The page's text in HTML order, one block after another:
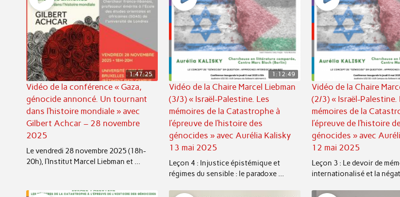
1:47:25
Vidéo de la conférence « Gaza,
génocide annoncé. Un tournant
dans l’histoire mondiale » avec
Gilbert Achcar – 28 novembre
2025
Le vendredi 28 novembre 2025 (18h-
20h), l’Institut Marcel Liebman et ...
1:12:49
Vidéo de la Chaire Marcel Liebman
(3/3) « Israël-Palestine. Les
mémoires de la Catastrophe à
l’épreuve de l’histoire des
génocides » avec Aurélia Kalisky
13 mai 2025
Leçon 4 : Injustice épistémique et
régimes du sensible : le paradoxe ...
Vidéo de la Chaire
(2/3) « Israël-Palestine.
mémoires de la
l’épreuve de l’histoire
génocides » avec
12 mai 2025
Leçon 3 : Le devoir de
internationalisé et la